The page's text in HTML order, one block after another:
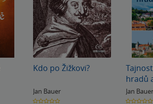
Kdo po Žižkovi?
Jan Bauer
0.0
hradů
Jan Bauer
0.0